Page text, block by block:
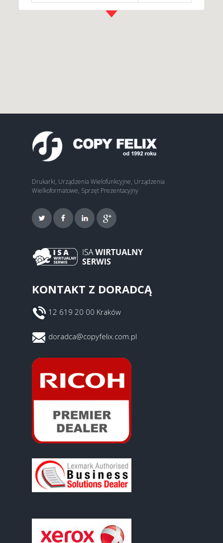
Drukarki, Urządzenia Wielofunkcyjne, Urządzenia
Wielkoformatowe, Sprzęt Prezentacyjny
KONTAKT Z DORADCĄ
12 619 20 00 Kraków
doradca@copyfelix.com.pl